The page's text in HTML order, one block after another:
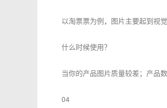
以淘票票为例，图片主要起到视
什么时候使用？
当你的产品图片质量较差；产品
04